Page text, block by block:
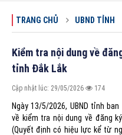
TRANG CHỦ UBND TỈNH
Kiểm tra nội dung về
tỉnh Đắk Lắk
Cập nhật lúc: 29/05/2026 174
Ngày 13/5/2026, UBND tỉnh
về kiểm tra nội dung về đăng
(Quyết định có hiệu lực kể từ